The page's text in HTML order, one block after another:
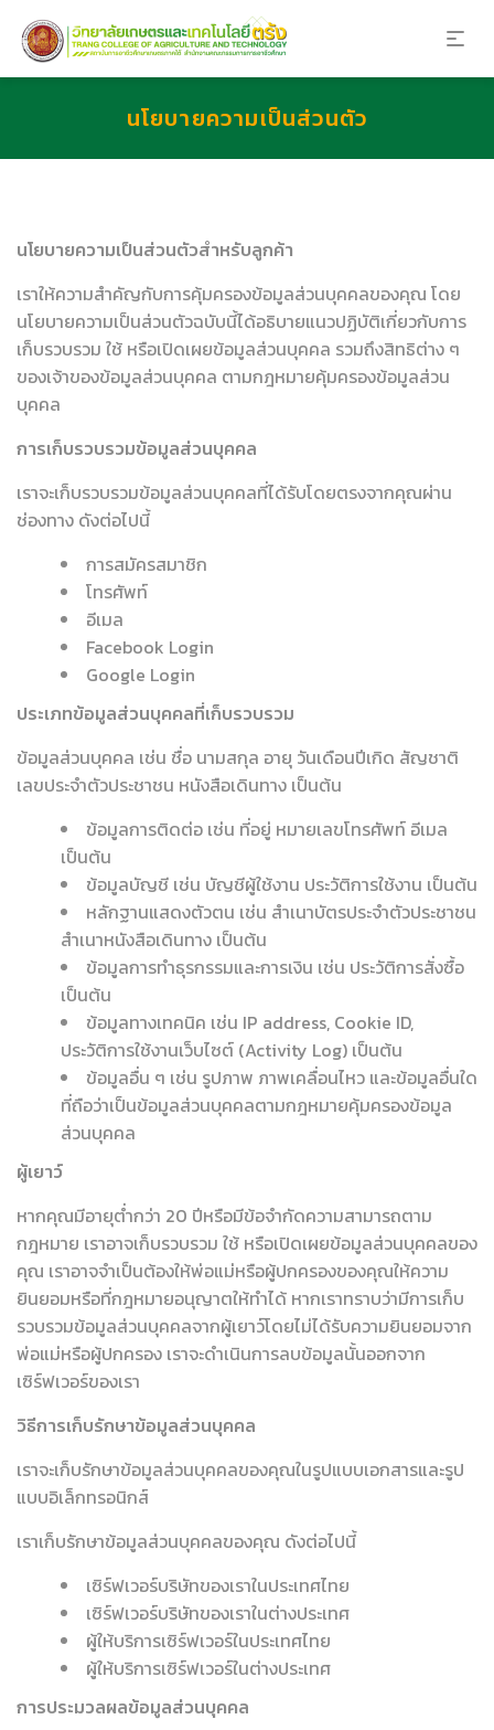
นโยบายความเป็นส่วนตัว
นโยบายความเป็นส่วนตัวสำหรับลูกค้า
เราให้ความสำคัญกับการคุ้มครองข้อมูลส่วนบุคคลของคุณ โดย
นโยบายความเป็นส่วนตัวฉบับนี้ได้อธิบายแนวปฏิบัติเกี่ยวกับการ
เก็บรวบรวม ใช้ หรือเปิดเผยข้อมูลส่วนบุคคล รวมถึงสิทธิต่าง ๆ
ของเจ้าของข้อมูลส่วนบุคคล ตามกฎหมายคุ้มครองข้อมูลส่วน
บุคคล
การเก็บรวบรวมข้อมูลส่วนบุคคล
เราจะเก็บรวบรวมข้อมูลส่วนบุคคลที่ได้รับโดยตรงจากคุณผ่าน
ช่องทาง ดังต่อไปนี้
การสมัครสมาชิก
โทรศัพท์
อีเมล
Facebook Login
Google Login
ประเภทข้อมูลส่วนบุคคลที่เก็บรวบรวม
ข้อมูลส่วนบุคคล เช่น ชื่อ นามสกุล อายุ วันเดือนปีเกิด สัญชาติ
เลขประจำตัวประชาชน หนังสือเดินทาง เป็นต้น
ข้อมูลการติดต่อ เช่น ที่อยู่ หมายเลขโทรศัพท์ อีเมล
เป็นต้น
ข้อมูลบัญชี เช่น บัญชีผู้ใช้งาน ประวัติการใช้งาน เป็นต้น
หลักฐานแสดงตัวตน เช่น สำเนาบัตรประจำตัวประชาชน
สำเนาหนังสือเดินทาง เป็นต้น
ข้อมูลการทำธุรกรรมและการเงิน เช่น ประวัติการสั่งซื้อ
เป็นต้น
ข้อมูลทางเทคนิค เช่น IP address, Cookie ID,
ประวัติการใช้งานเว็บไซต์ (Activity Log) เป็นต้น
ข้อมูลอื่น ๆ เช่น รูปภาพ ภาพเคลื่อนไหว และข้อมูลอื่นใด
ที่ถือว่าเป็นข้อมูลส่วนบุคคลตามกฎหมายคุ้มครองข้อมูล
ส่วนบุคคล
ผู้เยาว์
หากคุณมีอายุต่ำกว่า 20 ปีหรือมีข้อจำกัดความสามารถตาม
กฎหมาย เราอาจเก็บรวบรวม ใช้ หรือเปิดเผยข้อมูลส่วนบุคคลของ
คุณ เราอาจจำเป็นต้องให้พ่อแม่หรือผู้ปกครองของคุณให้ความ
ยินยอมหรือที่กฎหมายอนุญาตให้ทำได้ หากเราทราบว่ามีการเก็บ
รวบรวมข้อมูลส่วนบุคคลจากผู้เยาว์โดยไม่ได้รับความยินยอมจาก
พ่อแม่หรือผู้ปกครอง เราจะดำเนินการลบข้อมูลนั้นออกจาก
เซิร์ฟเวอร์ของเรา
วิธีการเก็บรักษาข้อมูลส่วนบุคคล
เราจะเก็บรักษาข้อมูลส่วนบุคคลของคุณในรูปแบบเอกสารและรูป
แบบอิเล็กทรอนิกส์
เราเก็บรักษาข้อมูลส่วนบุคคลของคุณ ดังต่อไปนี้
เซิร์ฟเวอร์บริษัทของเราในประเทศไทย
เซิร์ฟเวอร์บริษัทของเราในต่างประเทศ
ผู้ให้บริการเซิร์ฟเวอร์ในประเทศไทย
ผู้ให้บริการเซิร์ฟเวอร์ในต่างประเทศ
การประมวลผลข้อมูลส่วนบุคคล